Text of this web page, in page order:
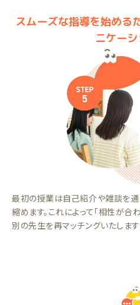
スムーズな指導を始める
ニケーシ
最初の授業は自己紹介や雑談を通
縮めます。これによって「相性が
別の先生を再マッチングいたしま